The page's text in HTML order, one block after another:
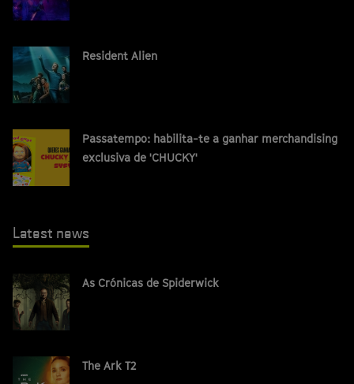
Resident Alien
Passatempo: habilita-te a ganhar merchandising
exclusiva de 'CHUCKY'
Latest news
As Crónicas de Spiderwick
The Ark T2